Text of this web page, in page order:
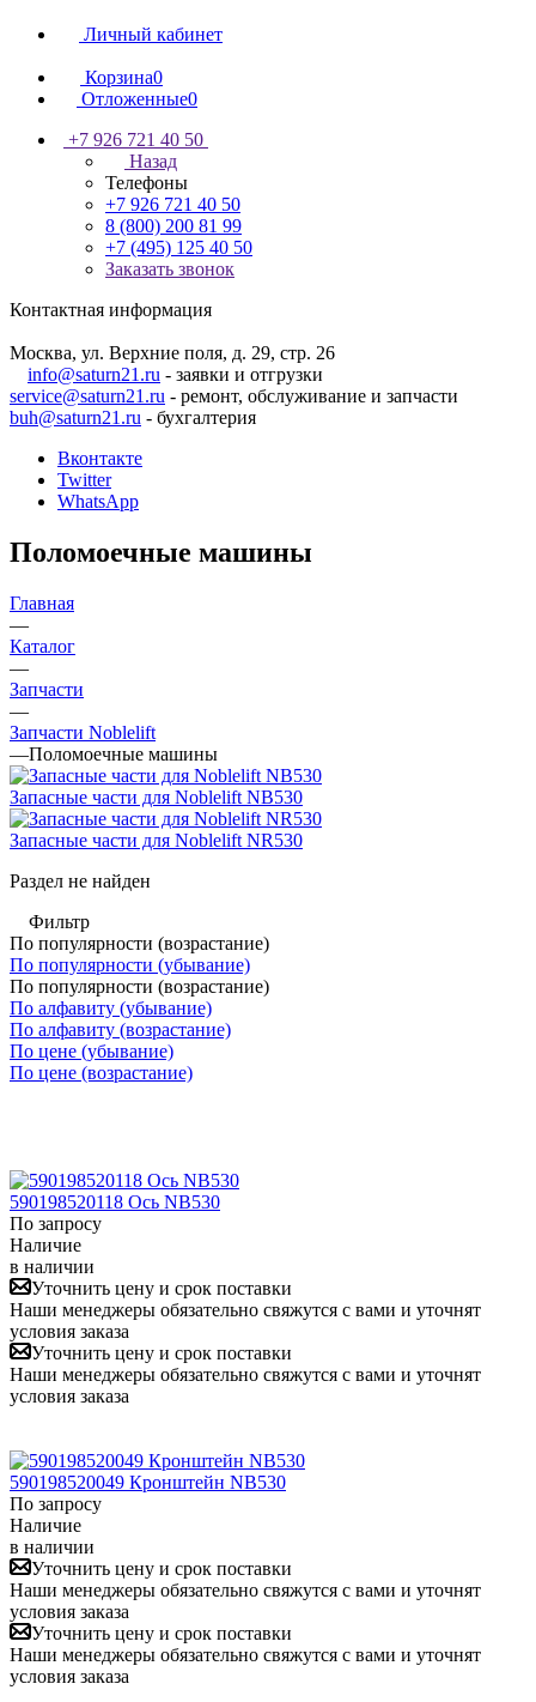
Личный кабинет
Корзина0
Отложенные0
+7 926 721 40 50
Назад
Телефоны
+7 926 721 40 50
8 (800) 200 81 99
+7 (495) 125 40 50
Заказать звонок
Контактная информация
Москва, ул. Верхние поля, д. 29, стр. 26
info@saturn21.ru - заявки и отгрузки
service@saturn21.ru - ремонт, обслуживание и запчасти
buh@saturn21.ru - бухгалтерия
Вконтакте
Twitter
WhatsApp
Поломоечные машины
Главная
—
Каталог
—
Запчасти
—
Запчасти Noblelift
—Поломоечные машины
Запасные части для Noblelift NB530
Запасные части для Noblelift NR530
Раздел не найден
Фильтр
По популярности (возрастание)
По популярности (убывание)
По популярности (возрастание)
По алфавиту (убывание)
По алфавиту (возрастание)
По цене (убывание)
По цене (возрастание)
590198520118 Ось NB530
По запросу
Наличие
в наличии
Уточнить цену и срок поставки
Наши менеджеры обязательно свяжутся с вами и уточнят
условия заказа
Уточнить цену и срок поставки
Наши менеджеры обязательно свяжутся с вами и уточнят
условия заказа
590198520049 Кронштейн NB530
По запросу
Наличие
в наличии
Уточнить цену и срок поставки
Наши менеджеры обязательно свяжутся с вами и уточнят
условия заказа
Уточнить цену и срок поставки
Наши менеджеры обязательно свяжутся с вами и уточнят
условия заказа